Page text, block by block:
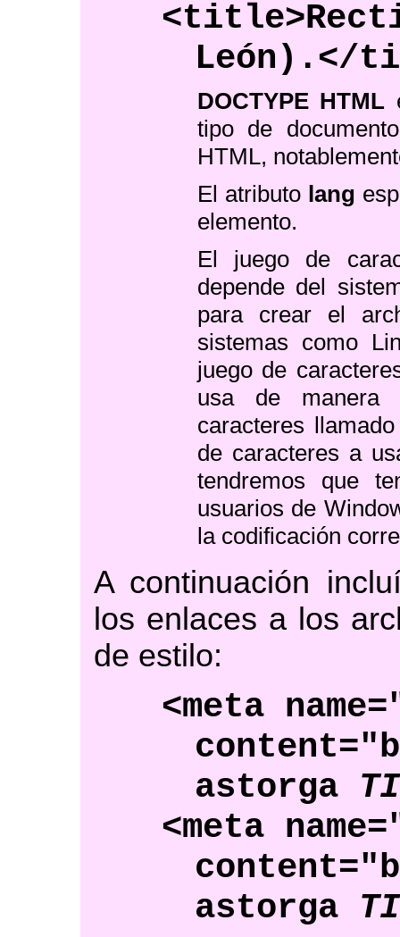
León).</
DOCTYPE HTML
tipo de
HTML,
El atributo lang
elemento.
El juego de
depende del
para crear el
sistemas como
juego de
usa de manera
caracteres
de caracteres a
tendremos que
usuarios de
la codificación
A continuación
los enlaces a los
de estilo:
<meta
astorga
<meta
astorga